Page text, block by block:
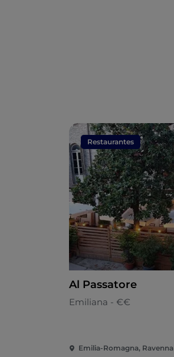
Restaurantes
Al Passatore
Emiliana - €€
Emilia-Romagna, Ravenna